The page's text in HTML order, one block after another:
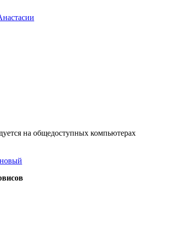
на общедоступных компьютерах